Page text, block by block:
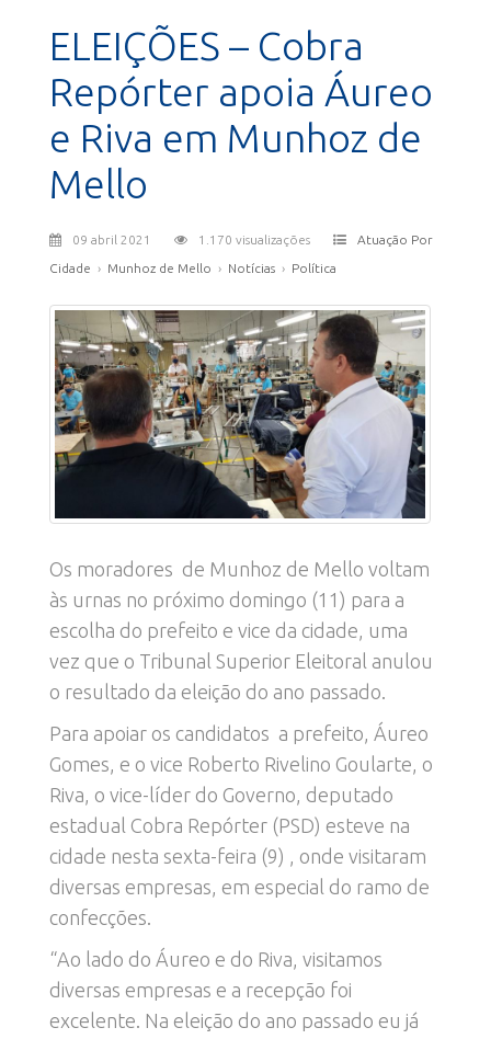
ELEIÇÕES – Cobra
Repórter apoia Áureo
e Riva em Munhoz de
Mello
09 abril 2021 1.170 visualizações
Atuação Por
Cidade › Munhoz de Mello › Notícias › Política
Os moradores de Munhoz de Mello voltam
às urnas no próximo domingo (11) para a
escolha do prefeito e vice da cidade, uma
vez que o Tribunal Superior Eleitoral anulou
o resultado da eleição do ano passado.
Para apoiar os candidatos a prefeito, Áureo
Gomes, e o vice Roberto Rivelino Goularte, o
Riva, o vice-líder do Governo, deputado
estadual Cobra Repórter (PSD) esteve na
cidade nesta sexta-feira (9) , onde visitaram
diversas empresas, em especial do ramo de
confecções.
“Ao lado do Áureo e do Riva, visitamos
diversas empresas e a recepção foi
excelente. Na eleição do ano passado eu já